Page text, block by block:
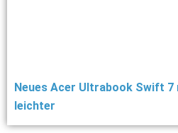
Neues Acer Ultrabook Swift 7
leichter